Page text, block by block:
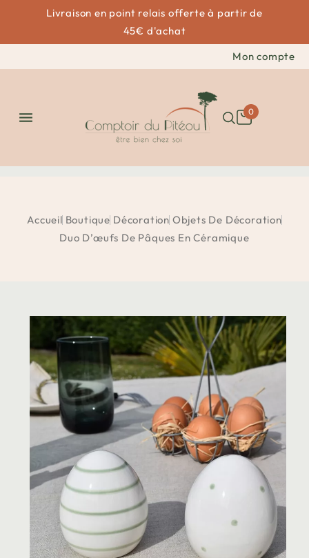
Livraison en point relais offerte à partir de
45€ d'achat
Mon compte
 0
Accueil Boutique Décoration Objets De Décoration
Duo D’œufs De Pâques En Céramique